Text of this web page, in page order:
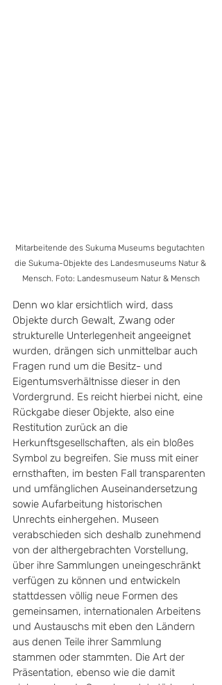
Mitarbeitende des Sukuma Museums begutachten
die Sukuma-Objekte des Landesmuseums Natur &
Mensch. Foto: Landesmuseum Natur & Mensch
Denn wo klar ersichtlich wird, dass
Objekte durch Gewalt, Zwang oder
strukturelle Unterlegenheit angeeignet
wurden, drängen sich unmittelbar auch
Fragen rund um die Besitz- und
Eigentumsverhältnisse dieser in den
Vordergrund. Es reicht hierbei nicht, eine
Rückgabe dieser Objekte, also eine
Restitution zurück an die
Herkunftsgesellschaften, als ein bloßes
Symbol zu begreifen. Sie muss mit einer
ernsthaften, im besten Fall transparenten
und umfänglichen Auseinandersetzung
sowie Aufarbeitung historischen
Unrechts einhergehen. Museen
verabschieden sich deshalb zunehmend
von der althergebrachten Vorstellung,
über ihre Sammlungen uneingeschränkt
verfügen zu können und entwickeln
stattdessen völlig neue Formen des
gemeinsamen, internationalen Arbeitens
und Austauschs mit eben den Ländern
aus denen Teile ihrer Sammlung
stammen oder stammten. Die Art der
Präsentation, ebenso wie die damit